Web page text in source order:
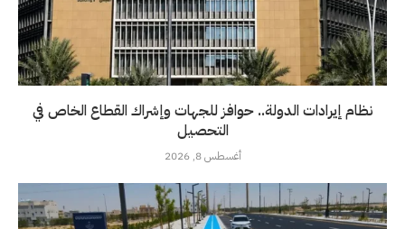
نظام إيرادات الدولة.. حوافز للجهات وإشراك القطاع الخاص في
التحصيل
أغسطس 8, 2026